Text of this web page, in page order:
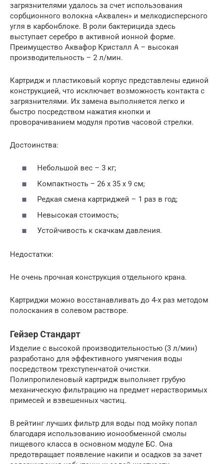
загрязнителями удалось за счет использования
сорбционного волокна «Аквален» и мелкодисперсного
угля в карбонблоке. В роли бактерицида здесь
выступает серебро в активной ионной форме.
Преимущество Аквафор Кристалл А – высокая
производительность – 2 л/мин.
Картридж и пластиковый корпус представлены единой
конструкцией, что исключает возможность контакта с
загрязнителями. Их замена выполняется легко и
быстро посредством нажатия кнопки и
проворачиванием модуля против часовой стрелки.
Достоинства:
Небольшой вес – 3 кг;
Компактность – 26 х 35 х 9 см;
Редкая смена картриджей – 1 раз в год;
Невысокая стоимость;
Устойчивость к скачкам давления.
Недостатки:
Не очень прочная конструкция отдельного крана.
Картриджи можно восстанавливать до 4-х раз методом
полоскания в солевом растворе.
Гейзер Стандарт
Изделие с высокой производительностью (3 л/мин)
разработано для эффективного умягчения воды
посредством трехступенчатой очистки.
Полипропиленовый картридж выполняет грубую
механическую фильтрацию на предмет нерастворимых
примесей и взвешенных частиц.
В рейтинг лучших фильтр для воды под мойку попал
благодаря использованию ионообменной смолы
пищевого класса в основном модуле БС. Она
предотвращает появление накипи и осадков за зачет